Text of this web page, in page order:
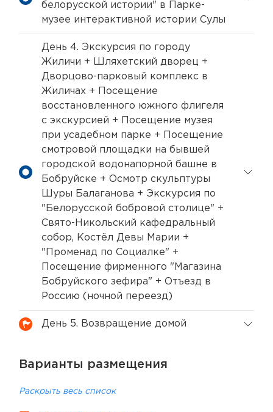
белорусской истории" в Парке-
музее интерактивной истории Сулы
День 4. Экскурсия по городу
Жиличи + Шляхетский дворец +
Дворцово-парковый комплекс в
Жиличах + Посещение
восстановленного южного флигеля
с экскурсией + Посещение музея
при усадебном парке + Посещение
смотровой площадки на бывшей
городской водонапорной башне в
Бобруйске + Осмотр скульптуры
Шуры Балаганова + Экскурсия по
"Белорусской бобровой столице" +
Свято-Никольский кафедральный
собор, Костёл Девы Марии +
"Променад по Социалке" +
Посещение фирменного "Магазина
Бобруйского зефира" + Отъезд в
Россию (ночной переезд)
День 5. Возвращение домой
Варианты размещения
Раскрыть весь список